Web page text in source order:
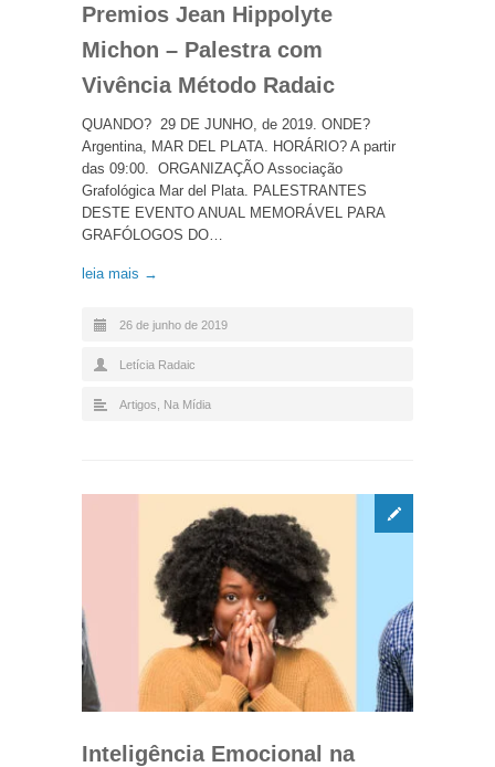
Premios Jean Hippolyte
Michon – Palestra com
Vivência Método Radaic
QUANDO? 29 DE JUNHO, de 2019. ONDE?
Argentina, MAR DEL PLATA. HORÁRIO? A partir
das 09:00. ORGANIZAÇÃO Associação
Grafológica Mar del Plata. PALESTRANTES
DESTE EVENTO ANUAL MEMORÁVEL PARA
GRAFÓLOGOS DO…
leia mais →
26 de junho de 2019
Letícia Radaic
Artigos Na Mídia
Inteligência Emocional na